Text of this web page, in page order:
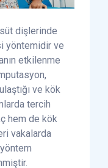
dişlerinde
yöntemidir ve
etkilenme
ve kök
tercih
hem de kök
vakalarda